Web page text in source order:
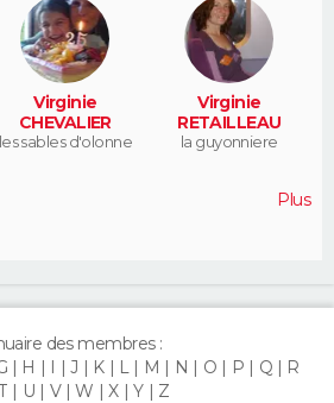
Virginie
CHEVALIER
les sables d'olonne
Virginie
RETAILLEAU
la guyonniere
Plus
des membres :
H I J K L M N O P Q
R
U V W X Y Z